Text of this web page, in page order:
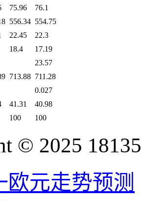
75.96
76.1
556.34 554.75
22.45
22.3
18.4
17.19
23.57
713.88 711.28
0.027
41.31
40.98
100 100
© 2025
欧元走势预测